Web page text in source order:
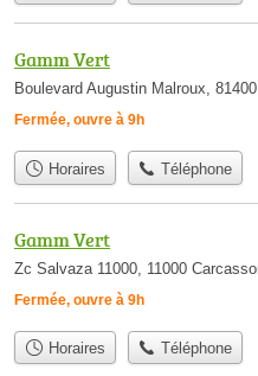
Gamm Vert
Boulevard Augustin Malroux,
Fermée, ouvre à 9h
Horaires Téléphone
Gamm Vert
Zc Salvaza 11000, 11000
Fermée, ouvre à 9h
Horaires Téléphone